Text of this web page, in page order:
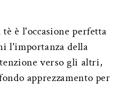
è l'occasione perfetta
l'importanza della
verso gli altri,
apprezzamento per